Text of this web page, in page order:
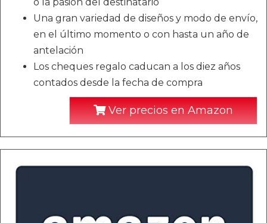
Una gran variedad de diseños y modo de envío,
en el último momento o con hasta un año de
antelación
Los cheques regalo caducan a los diez años
contados desde la fecha de compra
Ver precios en Amazon